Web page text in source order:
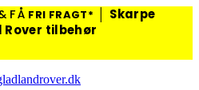
FÅ FRI FRAGT*
Skarpe
tilbehør